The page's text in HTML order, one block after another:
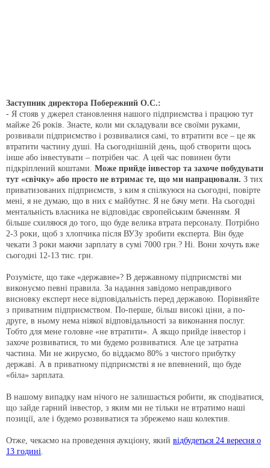
Заступник директора Побережний О.С.:
- Я стояв у джерел становлення нашого підприємства і працюю тут
майже 26 років. Знаєте, коли ми складували все своїми руками,
розвивали підприємство і розвивалися самі, то втратити все – це як
втратити частину душі. На сьогоднішній день, щоб створити щось
інше або інвестувати – потрібен час. А цей час повинен бути
підкріплений коштами. Може прийде інвестор та захоче побудувати
тут «свічку» або просто не втримає те, що ми напрацювали. З тих
приватизованих підприємств, з ким я спілкуюся на сьогодні, повірте
мені, я не думаю, що в них є майбутнє. Я не бачу мети. На сьогодні
ментальність власника не відповідає європейським баченням. Я
більше схиляюся до того, що буде велика втрата персоналу. Потрібно
2-3 роки, щоб з хлопчика після ВУЗу зробити експерта. Він буде
чекати 3 роки маючи зарплату в сумі 7000 грн.? Ні. Вони хочуть вже
сьогодні 12-13 тис. грн.
Розумієте, що таке «державне»? В державному підприємстві ми
виконуємо певні правила. За надання завідомо неправдивого
висновку експерт несе відповідальність перед державою. Порівняйте
з приватним підприємством. По-перше, більш високі ціни, а по-
друге, в ньому нема ніякої відповідальності за виконання послуг.
Тобто для мене головне «не втратити». А якщо прийде інвестор і
захоче розвиватися, то ми будемо розвиватися. Але це затратна
частина. Ми не жируємо, бо віддаємо 80% з чистого прибутку
державі. А в приватному підприємстві я не впевнений, що буде
«біла» зарплата.
В нашому випадку нам нічого не залишається робити, як сподіватися,
що зайде гарний інвестор, з яким ми не тільки не втратимо наші
позиції, але і будемо розвиватися та збрежемо наш колектив.
Отже, чекаємо на проведення аукціону, який відбудеться 24 вересня о
13 годині.